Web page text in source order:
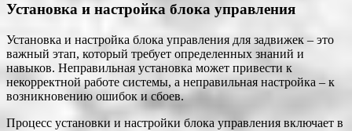
Установка и настройка блока управления
Установка и настройка блока управления для задвижек – это
важный этап, который требует определенных знаний и
навыков. Неправильная установка может привести к
некорректной работе системы, а неправильная настройка – к
возникновению ошибок и сбоев.
Процесс установки и настройки блока управления включает в